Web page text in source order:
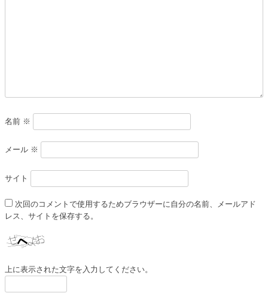
名前 ※
メール ※
サイト
次回のコメントで使用するためブラウザーに自分の名前、メールアド
レス、サイトを保存する。
上に表示された文字を入力してください。